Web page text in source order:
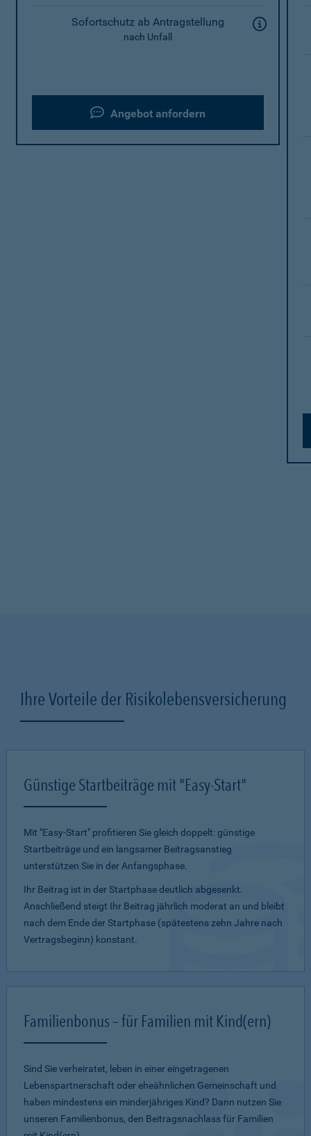
Sofortschutz ab Antragstellung
nach Unfall
Angebot anfordern
Ihre Vorteile der Risikolebensversicherung
Günstige Startbeiträge mit "Easy-Start"
Mit "Easy-Start" profitieren Sie gleich doppelt: günstige
Startbeiträge und ein lang­samer Beitragsanstieg
unterstützen Sie in der Anfangsphase.
Ihr Beitrag ist in der Startphase deutlich abgesenkt.
Anschließend steigt Ihr Beitrag jährlich moderat an und bleibt
nach dem Ende der Startphase (spätestens zehn Jahre nach
Vertragsbeginn) konstant.
Familienbonus – für Familien mit Kind(ern)
Sind Sie verheiratet, leben in einer eingetragenen
Lebenspartnerschaft oder eheähnlichen Gemeinschaft und
haben mindestens ein minderjähriges Kind? Dann nutzen Sie
unseren Familienbonus, den Beitragsnachlass für Familien